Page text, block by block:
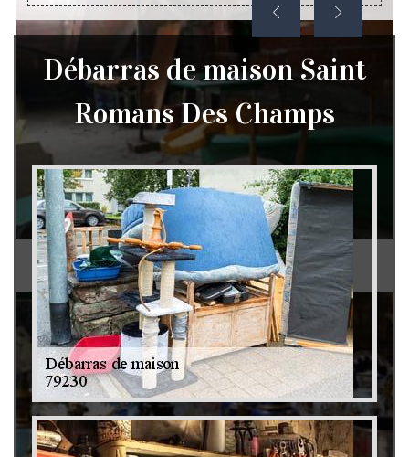
Débarras de grenier et cave 79
Débarras de maison Saint
Romans Des Champs